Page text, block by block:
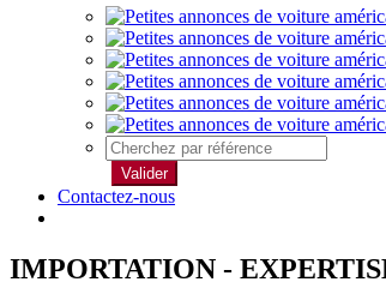
Valider
Contactez-nous
IMPORTATION -